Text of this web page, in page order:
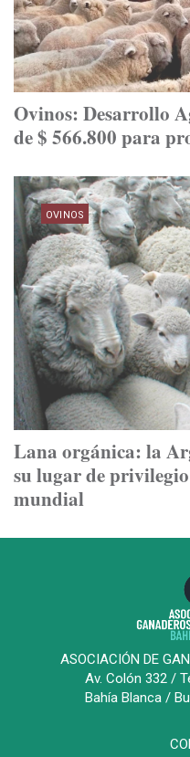
Ovinos: Desarrollo
de $ 566.800 para
OVINOS
Lana orgánica: la
su lugar de
mundial
ASOCIACIÓN DE
Av. Colón 332 /
Bahía Blanca /